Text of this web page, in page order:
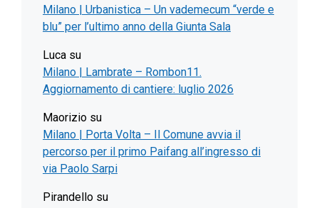
Milano | Urbanistica – Un vademecum “verde e
blu” per l’ultimo anno della Giunta Sala
Luca su
Milano | Lambrate – Rombon11.
Aggiornamento di cantiere: luglio 2026
Maorizio su
Milano | Porta Volta – Il Comune avvia il
percorso per il primo Paifang all’ingresso di
via Paolo Sarpi
Pirandello su